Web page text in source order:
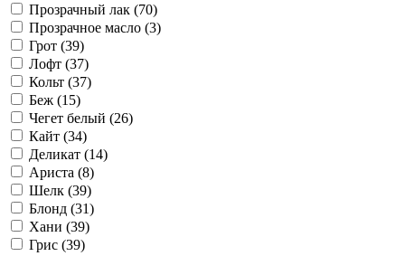
Прозрачный лак (70)
Прозрачное масло (3)
Грот (39)
Лофт (37)
Кольт (37)
Беж (15)
Чегет белый (26)
Кайт (34)
Деликат (14)
Ариста (8)
Шелк (39)
Блонд (31)
Хани (39)
Грис (39)